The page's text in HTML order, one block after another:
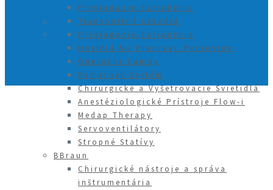
Prekladacie Zariadenie
Transportné Ležadlá
Prekladacie Zariadenie
Nosidlá Na Prepravu Pacientov
Operačné Lampy
Kamerový Systém
Chirurgické a Vyšetrovacie Svietidlá
Anestéziologické Prístroje Flow-i
Medap Therapy
Servoventilátory
Stropné Statívy
BBraun
Chirurgické nástroje a správa
inštrumentária